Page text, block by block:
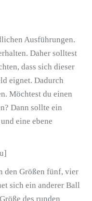
Ausführungen.
Daher solltest
dass sich dieser
eignet. Dadurch
Möchtest du einen
Dann sollte ein
eine ebene
den Größen fünf, vier
sich ein anderer Ball
des runden